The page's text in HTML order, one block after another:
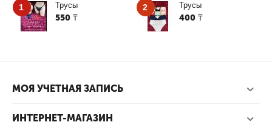
1 Трусы
550 ₸
2 Трусы
400 ₸
МОЯ УЧЕТНАЯ ЗАПИСЬ
ИНТЕРНЕТ-МАГАЗИН